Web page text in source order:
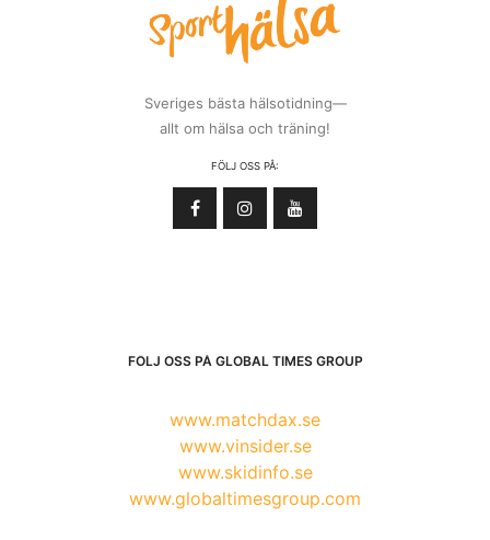
Sveriges bästa hälsotidning—
allt om hälsa och träning!
FÖLJ OSS PÅ:
FÖLJ OSS PÅ GLOBAL TIMES GROUP
www.matchdax.se
www.vinsider.se
www.skidinfo.se
www.globaltimesgroup.com